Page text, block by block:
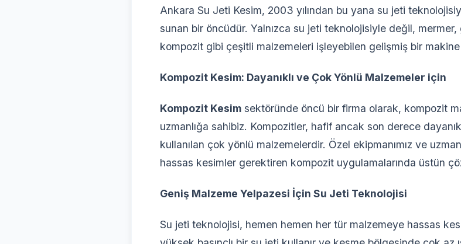
Ankara Su Jeti Kesim, 2003 yılından bu yana su jeti
sunan bir öncüdür. Yalnızca su jeti teknolojisiyle değil,
kompozit gibi çeşitli malzemeleri işleyebilen gelişmiş bir
Kompozit Kesim: Dayanıklı ve Çok Yönlü Malzemeler için
Kompozit Kesim sektöründe öncü bir firma olarak, kompozit
uzmanlığa sahibiz. Kompozitler, hafif ancak son derece
kullanılan çok yönlü malzemelerdir. Özel ekipmanımız ve
hassas kesimler gerektiren kompozit uygulamalarında üstün
Geniş Malzeme Yelpazesi İçin Su Jeti Teknolojisi
Su jeti teknolojisi, hemen hemen her tür malzemeye hassas